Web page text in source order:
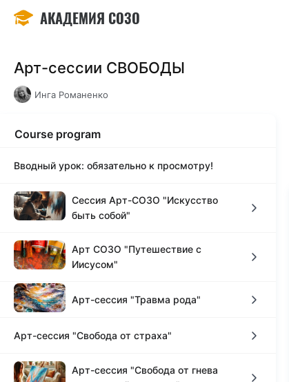
АКАДЕМИЯ СОЗО
Арт-сессии СВОБОДЫ
Инга Романенко
Course program
Вводный урок: обязательно к просмотру!
Сессия Арт-СОЗО "Искусство
быть собой"
Арт-СОЗО "Искусство быть собой"
Моя картина
Арт СОЗО "Путешествие с
Иисусом"
Сессия Арт-СОЗО "Путешествие с Иисусом в
сад моего сердца"
Арт-сессия "Травма рода"
Сессия Арт-СОЗО травмы рода
Моя картина
Арт-сессия "Свобода от страха"
Арт-сессия "Свобода от страха"
Арт-сессия "Свобода от гнева